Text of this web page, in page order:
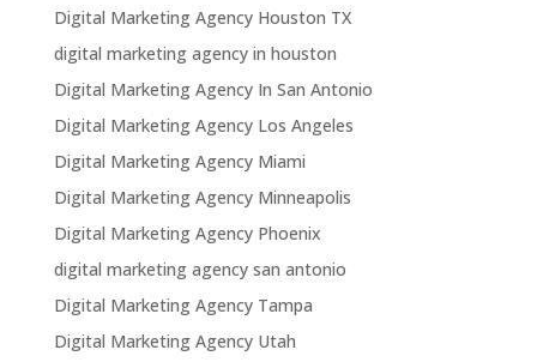
Digital Marketing Agency Houston TX
digital marketing agency in houston
Digital Marketing Agency In San Antonio
Digital Marketing Agency Los Angeles
Digital Marketing Agency Miami
Digital Marketing Agency Minneapolis
Digital Marketing Agency Phoenix
digital marketing agency san antonio
Digital Marketing Agency Tampa
Digital Marketing Agency Utah